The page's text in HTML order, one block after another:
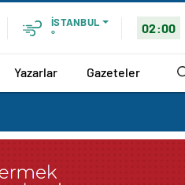
İSTANBUL
°
02:00
Yazarlar Gazeteler